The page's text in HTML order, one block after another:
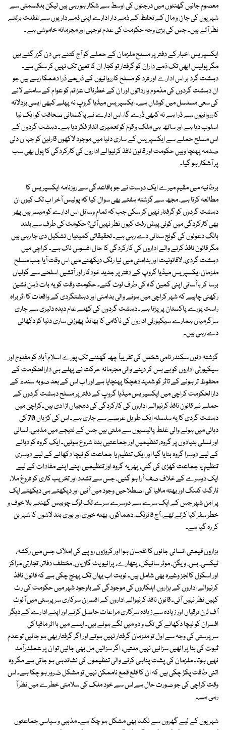
معصوم جانیں گھنٹوں میں درجنوں کی اوسط سے شکار ہو رہی ہیں لیکن بدقسمتی سے
شہریوں کی جان و مال کے تحفظ کے ذمے دار ادارے اپنی ذمے داریوں سے غفلت برتتے
نظر آتے ہیں۔ جس کی بڑی وجہ حکومت کی عدم توجہی اور مجرمانہ خاموشی ہے۔
ایکسپریس اخبار کے دفتر پر مسلح ملزمان کے حملے کو آج کتنے ہی دن گزر گئے ہیں
مگر پولیس ابھی تک ذمے داران کو گرفتار تو کجا، ان کا تعین تک نہیں کر سکی ہے۔
دہشت گرد ہر اس ادارے اور فرد کو مسلح کارروائیوں کے ذریعے ڈرا دھمکا رہے ہیں جو
ان دہشت گردوں کی مذموم وارداتوں اور ان کے خطرناک عزائم کو عوام کے سامنے لانے
کی سعی مسلسل میں کوشاں ہے۔ ایکسپریس میڈیا گروپ نہ پہلے کبھی ایسی بزدلانہ
کارروائیوں سے ڈرا ہے نہ کبھی ڈرے گا، اس ادارے نے پاکستانی صحافت کو ایک نیا
اسلوب دیا ہے اور ساتھ ہی ملک و قوم کو تعمیری انداز فکر دیا ہے۔ دہشت گردوں کے
اس مسلح حملے سے ایکسپریس کے ساری دنیا میں موجود لاکھوں قارئین کو جہا ں دلی
صدمہ پہنچا وہیں حکومت اور قانون نافذ کرنیوالے اداروں کی کارکردگی کا پول بھی سب
پر آشکار ہو گیا۔
برطانیہ میں مقیم میرے ایک دوست نے جو باقاعدگی سے روزنامہ ایکسپریس کا
مطالعہ کرتا ہے، مجھ سے گزشتہ ہفتے بھی سوال کیا کہ پولیس آخر اب تک کیوں ان
دہشت گردوں کو گرفتار نہیں کر سکی جب کہ تمام وسائل اس ادارے کو میسر ہیں پھر
بھی کارکردگی میں کوئی پیش رفت کیوں نظر نہیں آتی؟ حکومت کی طرف سے بلند
بانگ دعوئوں کی گونج سنائی دے رہی ہے۔ تحقیقاتی کمیٹیاں تشکیل دی جا رہی ہیں
مگر قانون نافذ کرنے والے اداروں کی کارکردگی کا حال افسوس ناک ہے۔ کراچی میں
دہشت گردی، لاقانونیت اور بدامنی میں نیا رنگ دیکھنے میں اس وقت آیا جب مسلح
ملزمان ایکسپریس میڈیا گروپ کے دفتر پر جدید خودکار اور آتشیں اسلحے سے گولیاں
برسا کر باآسانی اپنی کمین گاہ کی طرف لوٹ گئے۔ حکومت وقت کو یہ بات ذہن نشین
رکھنی چاہیے کہ شہر کراچی میں ہونے والی بدامنی اور دہشتگردی کے واقعات کا اثر براہ
راست پورے پاکستان پر پڑتا ہے۔ دہشت گردوں کی کھلے عام دیدہ دلیری سے جاری
سرگرمیاں ہمارے سیکیورٹی اداروں کی ناکامی کا بھانڈا پھوڑتی ساری دنیا کو دکھائی
دے رہی ہیں۔
گزشتہ دنوں سکندر نامی شخص کی تقریباً چھ گھنٹے تک پورے اسلام آباد کو مفلوج اور
سیکیورٹی اداروں کو بے بس کر دینے والی مجرمانہ حرکت نے پہلے ہی دارالحکومت کے
محفوظ تر ہونے کے تاثر کو شدید دھچکا پہنچایا ہے اور اب اس کے بعد صوبہ سندھ کے
دارالحکومت کراچی میں ایکسپریس میڈیا گروپ کے دفتر پر مسلح دہشت گردوں کے
حملے نے قانون نافذ کرنیوالے اداروں کی کارکردگی کی دھجیاں اڑا دی ہیں۔کراچی میں
دہشت گردی کا یہ سلسلہ ایک طویل عرصے سے جاری ہے۔ اس کی کڑیاں 70 کی
دہائی میں ہونے والی غلط پالیسیوں سے ملتی ہیں جس کے نتیجے میں مذہبی، لسانی
اور نسلی بنیادوں پر گروہ، تنظیمیں اور جماعتیں بننا شروع ہوئیں۔ ایک گروہ کو دبانے
کے لیے دوسرا گروہ بنایا گیا اور ایک تنظیم یا جماعت کو نیچا دکھانے کے لیے دوسری
تنظیم یا جماعت کھڑی کی گئی، پھر یہ گروہ اور تنظیمیں اپنے اپنے مفادات کے لیے
ایک دوسرے کے خلاف صف آرا ہو گئیں، جس سے تشدد اور تخریب کاری کو فروغ ملا،
ٹارگٹ کلنگ اور بھتہ مافیا کی اصطلاحیں وجود میں آئیں اور دیکھتے ہی دیکھتے ایک
پر امن شہر جس کے ایک سرے سے دوسرے سرے تک لوگ چوبیس گھنٹے بلا خوف و
خطر سفر کیا کرتے تھے، آج فائرنگ، دھماکوں، بھتہ خوری اور بوری بند لاشوں کا شہر بن
کر رہ گیا ہے۔
ہزاروں قیمتی انسانی جانوں کا نقصان ہوا اور کروڑوں روپے کی املاک جس میں رکشہ،
ٹیکسی، بس، ویگن، موٹر سائیکل، پتھارے، پرائیویٹ گاڑیاں، مختلف دفاتر، تجارتی مراکز
اور اسکول کالجز وغیرہ بھی شامل ہیں۔ نوبت اب یہاں تک پہنچ چکی ہے کہ قانون نافذ
کرنیوالے اداروں کے ہزاروں اہلکاروں کی موجودگی کے باوجود شہر میں حکومت کی رٹ
کہیں نظر نہیں آتی۔ قانون نافذ کرنیوالے اداروں کے افسران سرکاری سرپرستی میں آئوٹ
آف ٹرن ترقیاں اور زیادہ سے زیادہ سرکاری مراعات حاصل کرنے اور اپنے ادارے کے دیگر
افسران کو نیچا دکھانے کی تگ و دو میں لگے ہوئے ہیں۔ ایسے میں با اثر مافیا کی
سرپرستی کی وجہ سے اول تو ملزمان گرفتار نہیں ہوتے اور اگر گرفتار بھی ہو جائیں تو عدم
ثبوت کی بنا پر انھیں سزائیں نہیں ملتیں، اگر سزائیں مل بھی جائیں تو ان پر عملدرآمد
نہیں ہوتا۔ ملزمان کی پشت پناہی کرنے والی تنظیموں کی نشاندہی ہو جاتی ہے مگر وہ
اتنی طاقت پکڑ چکی ہیں کہ ان کا قلع قمع ناممکن نہیں تو مشکل ضرور ہو چکا ہے۔ اس
وقت کراچی کی جو صورت حال ہے اس سے خود ملک کی سلامتی خطرے میں نظر آ
رہی ہے۔
شہریوں کے لیے گھروں سے نکلنا بھی مشکل ہو چکا ہے۔ مذہبی و سیاسی جماعتوں